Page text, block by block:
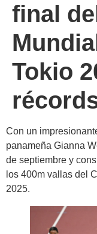
final
Tokio
Con un
panameña Gianna
de septiembre y
los 400m vallas del
2025.